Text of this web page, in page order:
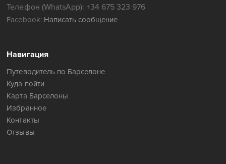
Телефон (WhatsApp): +34 675 323 976
Facebook: Написать сообщение
Навигация
Путеводитель по Барселоне
Куда пойти
Карта Барселоны
Избранное
Контакты
Отзывы